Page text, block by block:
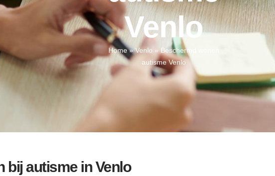
Venlo
Home»Venlo »Beschermd wonen
autisme Venlo
bij autisme in Venlo